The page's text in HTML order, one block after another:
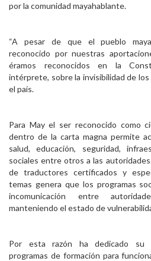
por la comunidad mayahablante.
“A pesar de que el pueblo
reconocido por nuestras
éramos reconocidos en la
intérprete, sobre la invisibilidad de
el país.
Para May el ser reconocido como
dentro de la carta magna permite
salud, educación, seguridad,
sociales entre otros a las
de traductores certificados y
temas genera que los programas
incomunicación entre
manteniendo el estado de
Por esta razón ha dedicado su
programas de formación para